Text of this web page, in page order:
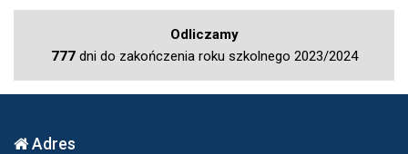
Odliczamy
777dni do zakończenia roku szkolnego 2023/2024
Adres